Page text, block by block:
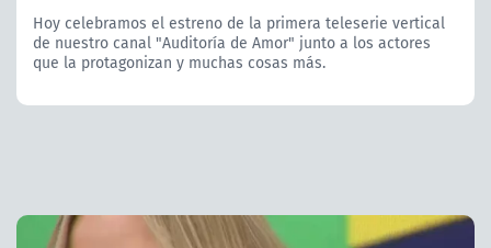
Hoy celebramos el estreno de la primera teleserie vertical
de nuestro canal "Auditoría de Amor" junto a los actores
que la protagonizan y muchas cosas más.